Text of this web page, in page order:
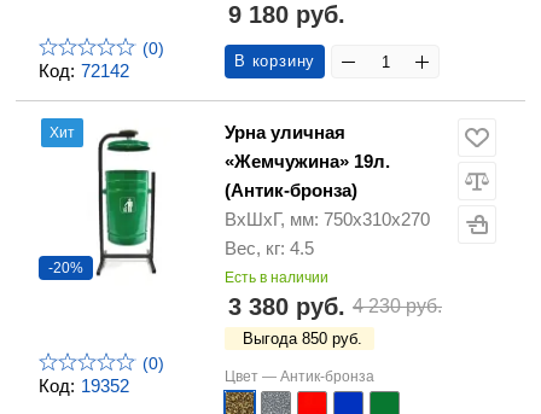
Код: 72142
(0)
9 180 руб.
В корзину
Код: 19352
Хит
-20%
(0)
Урна уличная
«Жемчужина» 19л.
(Антик-бронза)
ВхШхГ, мм: 750х310х270
Вес, кг: 4.5
Есть в наличии
3 380 руб. 4 230 руб.
Выгода 850 руб.
Цвет — Антик-бронза